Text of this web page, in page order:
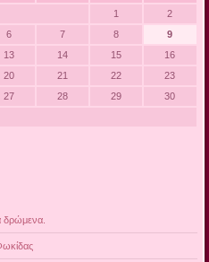
1
2
6 7 8
9
13 14 15
16
20 21 22
23
27 28 29
30
δρώμενα.